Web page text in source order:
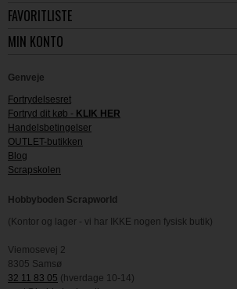
FAVORITLISTE
MIN KONTO
Genveje
Fortrydelsesret
Fortryd dit køb - KLIK HER
Handelsbetingelser
OUTLET-butikken
Blog
Scrapskolen
Hobbyboden Scrapworld
(Kontor og lager - vi har IKKE nogen fysisk butik)
Viemosevej 2
8305 Samsø
32 11 83 05 (hverdage 10-14)